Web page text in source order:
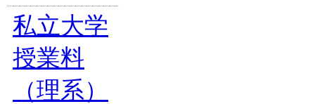
私立大学
授業料
（理系）